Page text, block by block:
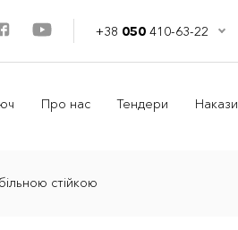
+38 050 410-63-22
Про нас Тендери Накази
стійкою